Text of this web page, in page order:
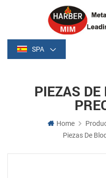
SPA
PIEZAS DE
Home
Piezas De